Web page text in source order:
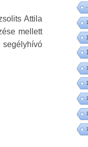
Attila
mellett